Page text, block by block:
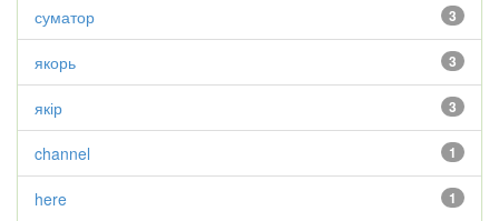
3
суматор
3
якорь
3
якір
1
channel
1
here